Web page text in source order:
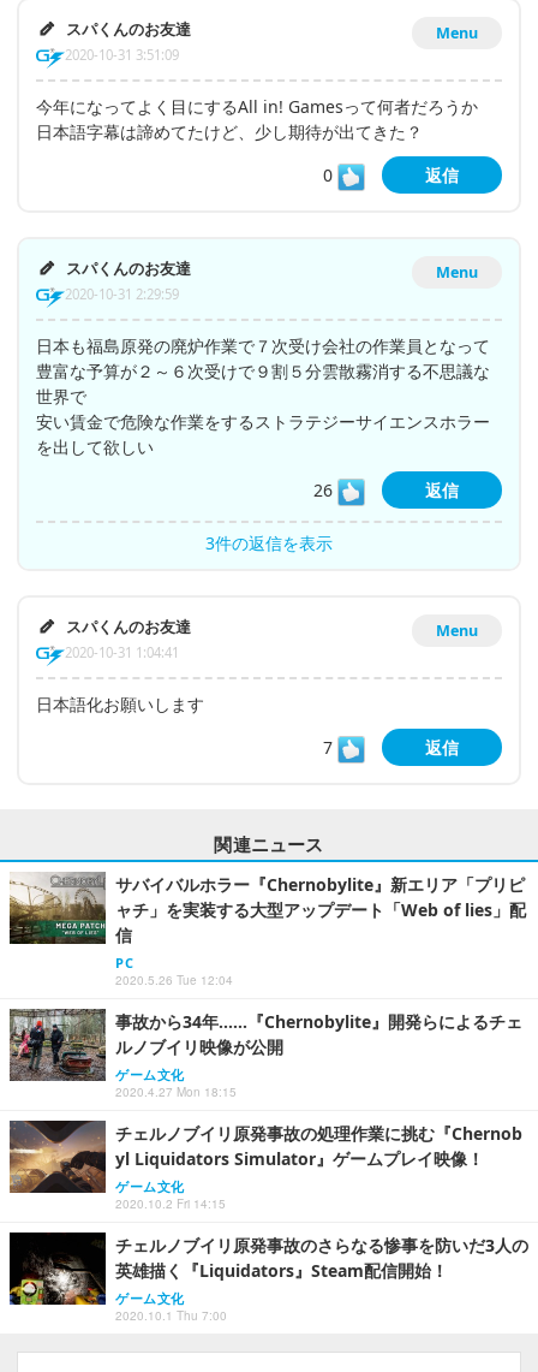
Menu
スパくんのお友達
2020-10-31 3:51:09
今年になってよく目にするAll in! Gamesって何者だろうか
日本語字幕は諦めてたけど、少し期待が出てきた？
0
返信
Menu
スパくんのお友達
2020-10-31 2:29:59
日本も福島原発の廃炉作業で７次受け会社の作業員となって
豊富な予算が２～６次受けで９割５分雲散霧消する不思議な
世界で
安い賃金で危険な作業をするストラテジーサイエンスホラー
を出して欲しい
26
返信
3件の返信を表示
Menu
スパくんのお友達
2020-10-31 1:04:41
日本語化お願いします
7
返信
関連ニュース
サバイバルホラー『Chernobylite』新エリア「プリピ
ャチ」を実装する大型アップデート「Web of lies」配
信
PC
2020.5.26 Tue 12:04
事故から34年……『Chernobylite』開発らによるチェ
ルノブイリ映像が公開
ゲーム文化
2020.4.27 Mon 18:15
チェルノブイリ原発事故の処理作業に挑む『Chernob
yl Liquidators Simulator』ゲームプレイ映像！
ゲーム文化
2020.10.2 Fri 14:15
チェルノブイリ原発事故のさらなる惨事を防いだ3人の
英雄描く『Liquidators』Steam配信開始！
ゲーム文化
2020.10.1 Thu 7:00